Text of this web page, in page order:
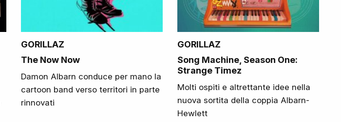
GORILLAZ
The Now Now
Damon Albarn conduce per mano la
cartoon band verso territori in parte
rinnovati
GORILLAZ
Song Machine, Season One:
Strange Timez
Molti ospiti e altrettante idee nella
nuova sortita della coppia Albarn-
Hewlett